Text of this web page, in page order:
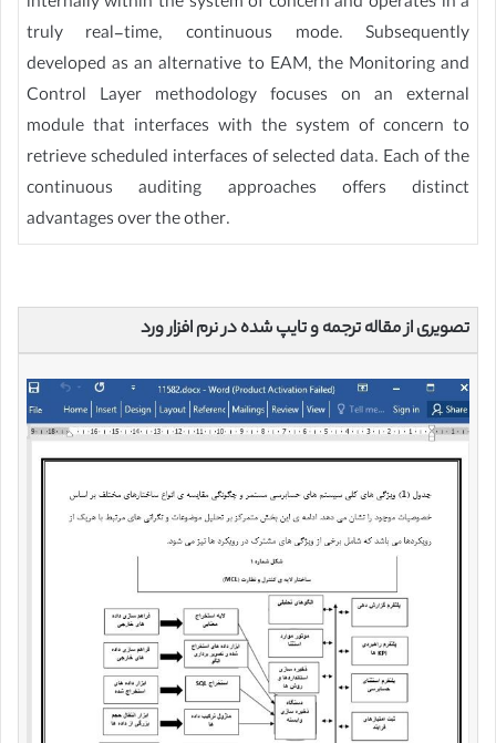
truly real-time, continuous mode. Subsequently
developed as an alternative to EAM, the Monitoring and
Control Layer methodology focuses on an external
module that interfaces with the system of concern to
retrieve scheduled interfaces of selected data. Each of the
continuous auditing approaches offers distinct
advantages over the other.
تصویری از مقاله ترجمه و تایپ شده در نرم افزار ورد